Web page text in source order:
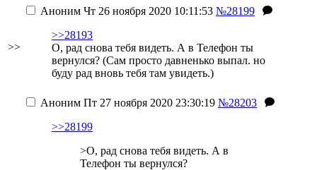
>>
Аноним Чт 26 ноября 2020 10:11:53 №28199
>>28193
О, рад снова тебя видеть. А в Телефон ты
вернулся? (Сам просто давненько выпал. но
буду рад вновь тебя там увидеть.)
Аноним Пт 27 ноября 2020 23:30:19 №28203
>>28199
>О, рад снова тебя видеть. А в
Телефон ты вернулся?